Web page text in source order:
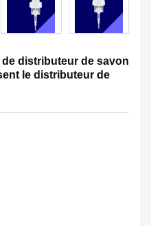
distributeur de savon
le distributeur de